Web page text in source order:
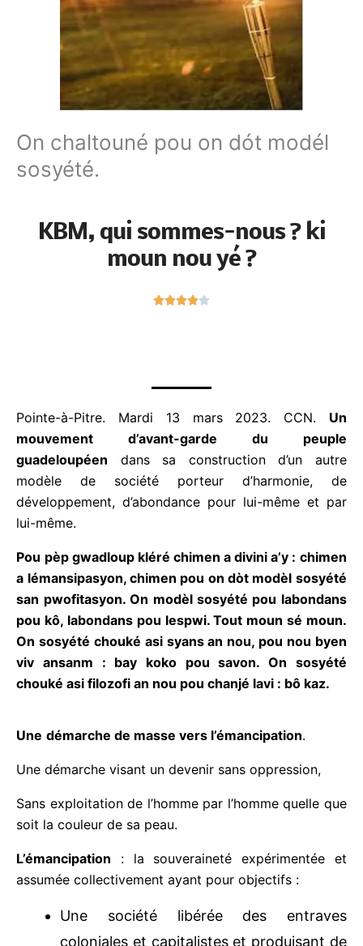
On chaltouné pou on dót modél
sosyété.
KBM, qui sommes-nous ? ki
moun nou yé ?
N
s
r
5
Pointe-à-Pitre. Mardi 13 mars 2023. CCN. Un
mouvement d’avant-garde du peuple
guadeloupéen dans sa construction d’un autre
modèle de société porteur d’harmonie, de
développement, d’abondance pour lui-même et par
lui-même.
Pou pèp gwadloup kléré chimen a divini a’y :
chimen a lémansipasyon, chimen pou on dòt
modèl sosyété san pwofitasyon. On modèl
sosyété pou labondans pou kô, labondans pou
lespwi. Tout moun sé moun. On sosyété chouké
asi syans an nou, pou nou byen viv ansanm : bay
koko pou savon. On sosyété chouké asi filozofi an
Sans exploitation de l’homme par l’homme quelle
L’émancipation: la souveraineté expérimentée et
Une société libérée des entraves